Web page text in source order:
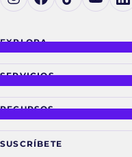
EXPLORA
SERVICIOS
RECURSOS
SUSCRÍBETE